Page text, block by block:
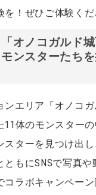
を！ぜひご体験くだ
オノコガルド城
ンスターたち
ンエリア「オノコ
11体のモンスター
スターを見つけ出
ともにSNSで写真や
コラボキャンペー